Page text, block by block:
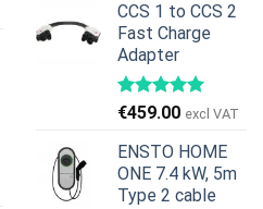
pris
var:
€269.00.
pris
er:
CCS 1 to CCS 2
Fast Charge
Adapter
€459.00 excl VAT
ENSTO HOME
ONE 7.4 kW, 5m
Type 2 cable